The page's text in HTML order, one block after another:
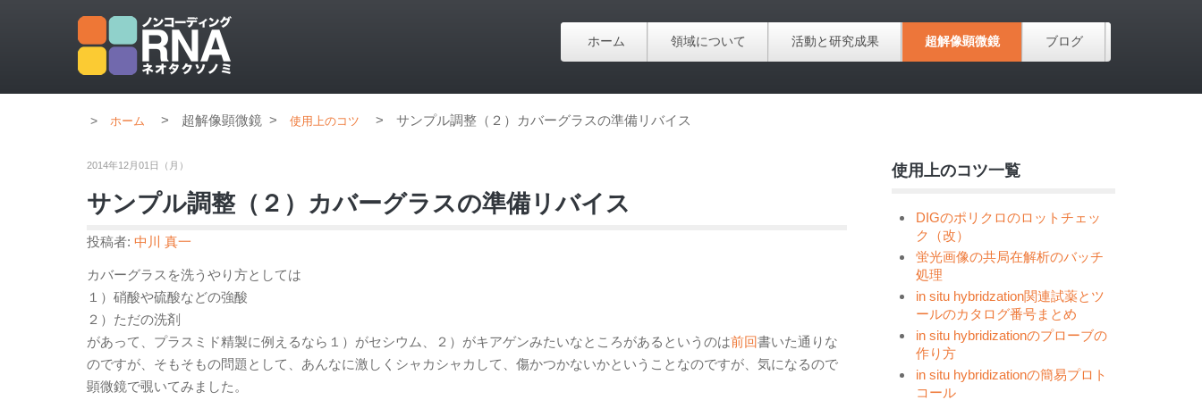
ホーム 領域について 活動と研究成果 超解像顕微鏡 ブログ
ホーム > 超解像顕微鏡 > 使用上のコツ > サンプル調整（２）カバーグラスの準備リバイス
2014年12月01日（月）
サンプル調整（２）カバーグラスの準備リバイス
投稿者: 中川 真一
カバーグラスを洗うやり方としては
１）硝酸や硫酸などの強酸
２）ただの洗剤
があって、プラスミド精製に例えるなら１）がセシウム、２）がキアゲンみたいなところがあるというのは前回書いた通りな
のですが、そもそもの問題として、あんなに激しくシャカシャカして、傷かつかないかということなのですが、気になるので
顕微鏡で覗いてみました。
使用上のコツ一覧
DIGのポリクロのロットチェッ
ク（改）
蛍光画像の共局在解析のバッチ
処理
in situ hybridzation関連試薬とツ
ールのカタログ番号まとめ
in situ hybridizationのプローブの
作り方
in situ hybridizationの簡易プロト
コール